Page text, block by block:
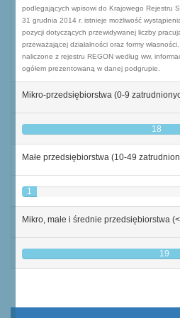
podlegających wpisowi do Krajowego Rejestru
31 grudnia 2014 r. istnieje możliwość
pozycji dotyczących przewidywanej liczby
przeważającej działalności oraz formy
naliczone z rejestru REGON według ww.
ogółem prezentowaną w danej podgrupie.
Mikro-przedsiębiorstwa (0-9
18
Małe przedsiębiorstwa (10-49
1
Mikro, małe i średnie przedsiębiorstwa
19